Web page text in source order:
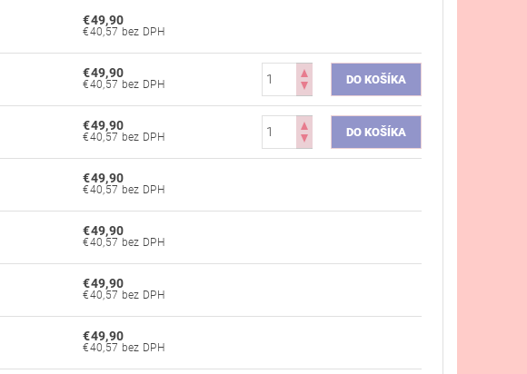
€49,90
€40,57 bez DPH
€49,90
€40,57 bez DPH
€49,90
€40,57 bez DPH
€49,90
€40,57 bez DPH
€49,90
€40,57 bez DPH
€49,90
€40,57 bez DPH
€49,90
€40,57 bez DPH